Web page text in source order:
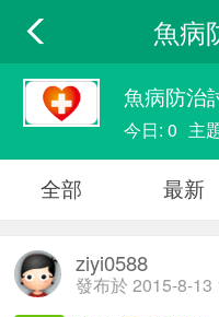
魚病
魚病防治
今日: 0 主
全部 最新
ziyi0588
發布於 2015-8-13